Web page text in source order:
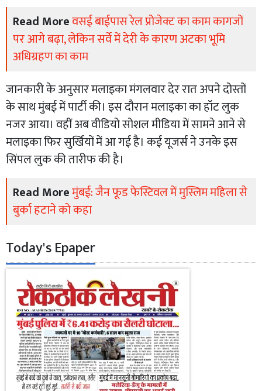
Read Moreवसई बाईपास रेल प्रोजेक्ट का काम कागजों
पर आगे बढ़ा, लेकिन सर्वे में देरी के कारण अटका भूमि
अधिग्रहण का काम
जानकारी के अनुसार मलाइका मंगलवार देर रात अपने दोस्तों
के साथ मुंबई में पार्टी की। इस दौरान मलाइका का हॉट लुक
नजर आया। वहीं अब वीडियो सोशल मीडिया में सामने आने से
मलाइका फिर सुर्खियों में आ गई है। कई यूजर्स ने उनके इस
सिंपल लुक की तारीफ की है।
Read Moreमुंबई: जैन फूड फेस्टिवल में मुस्लिम महिला से
बुर्का हटाने को कहा
Today's Epaper